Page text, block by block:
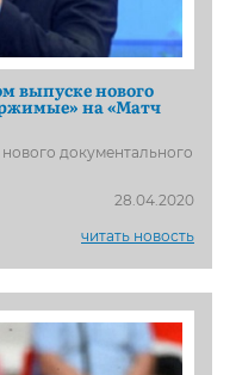
выпуске нового
на «Матч
документального
28.04.2020
читать новость